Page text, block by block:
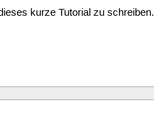
kurze Tutorial zu schreiben.